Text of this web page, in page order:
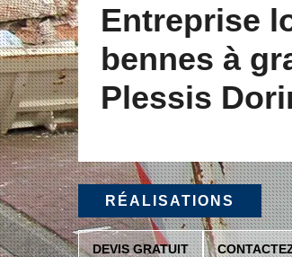
Entreprise
bennes à
Plessis
RÉALISATIONS
DEVIS GRATUIT